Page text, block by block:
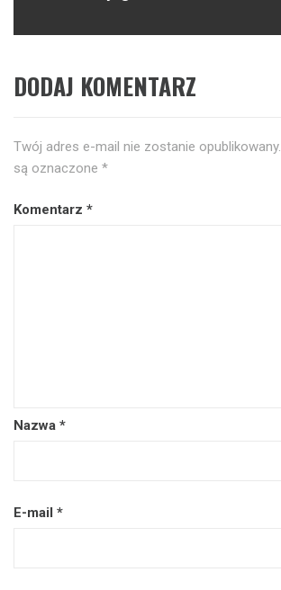
DODAJ KOMENTARZ
Twój adres e-mail nie zostanie opublikowany.
są oznaczone *
Komentarz *
Nazwa *
E-mail *